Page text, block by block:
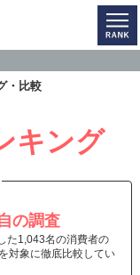
・比較
キング
の調査
た1,043名の消費者の
対象に徹底比較してい